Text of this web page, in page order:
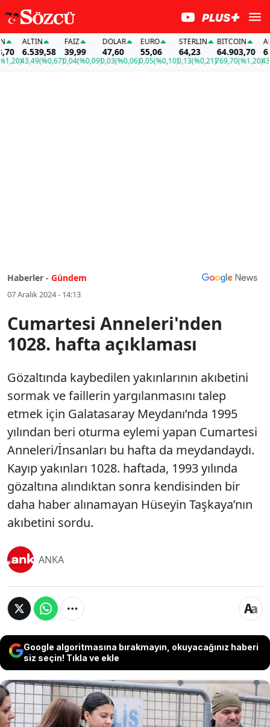
ALTIN
6.539,58
43,49(%0,67)
FAİZ
39,99
0,04(%0,09)
DOLAR
47,60
0,03(%0,06)
EURO
55,06
0,05(%0,10)
STERLIN
64,23
0,13(%0,21)
BITCOIN
64.903,70
769,70(%1,20)43,49
Haberler - Gündem
07 Aralık 2024 - 14:13
Cumartesi Anneleri'nden
1028. hafta açıklaması
Gözaltında kaybedilen yakınlarının akıbetini
sormak ve faillerin yargılanmasını talep
etmek için Galatasaray Meydanı’nda 1995
yılından beri oturma eylemi yapan Cumartesi
Anneleri/İnsanları bu hafta da meydandaydı.
Kayıp yakınları 1028. haftada, 1993 yılında
gözaltına alındıktan sonra kendisinden bir
daha haber alınamayan Hüseyin Taşkaya’nın
akıbetini sordu.
ANKA
Google algoritmasına bırakmayın, okuyacağınız haberi
siz seçin! Tıkla ve ekle
Gözaltında kaybedilen yakınlarının akıbetini
sormak ve faillerin yargılanmasını talep etmek için